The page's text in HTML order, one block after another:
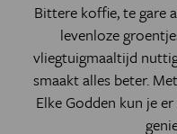
Bittere koffie, te gare
levenloze
vliegtuigmaaltijd
smaakt alles beter.
Elke Godden kun je